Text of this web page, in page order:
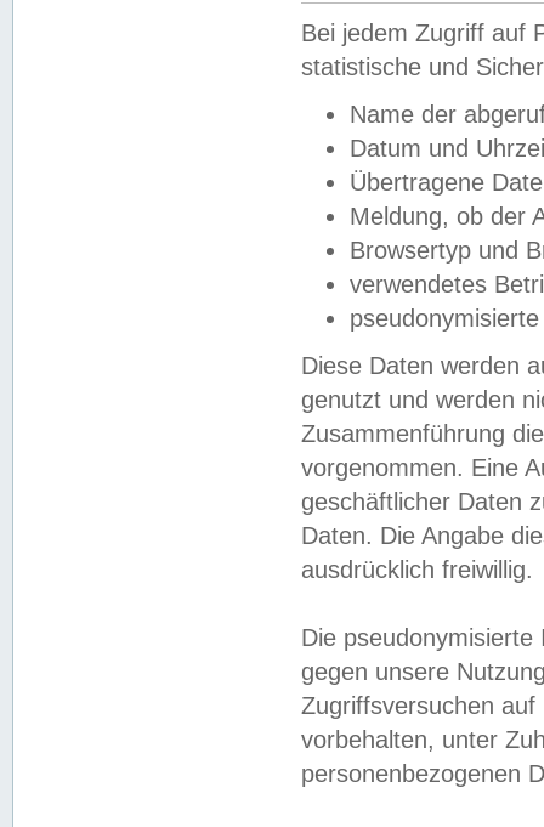
Bei jedem Zugriff auf
statistische und
Name der
Datum und
Übertragene
Meldung, ob der
Browsertyp und
verwendetes
Diese Daten werden
genutzt und werden
Zusammenführung
vorgenommen. Eine
geschäftlicher Daten
Daten. Die Angabe
ausdrücklich freiwillig.
Die
gegen unsere
Zugriffsversuchen
vorbehalten, unter
personenbezogenen